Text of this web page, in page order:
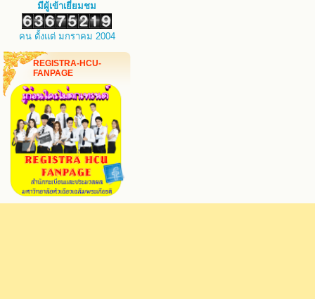
มีผู้เข้าเยี่ยมชม
คน ตั้งแต่ มกราคม 2004
REGISTRA-HCU-
FANPAGE